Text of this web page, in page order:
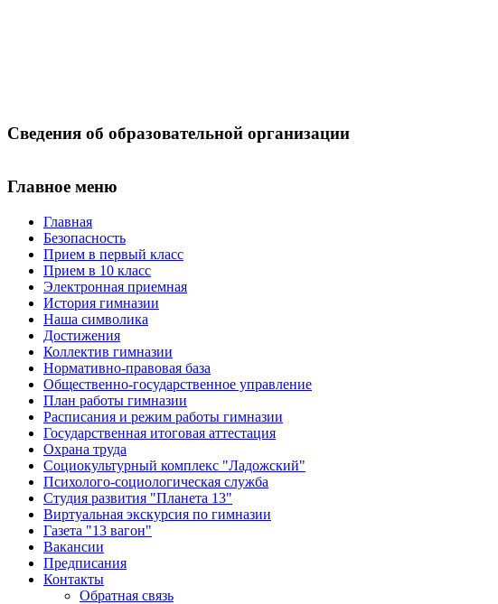
Сведения об образовательной организации
Главное меню
Главная
Безопасность
Прием в первый класс
Прием в 10 класс
Электронная приемная
История гимназии
Наша символика
Достижения
Коллектив гимназии
Нормативно-правовая база
Общественно-государственное управление
План работы гимназии
Расписания и режим работы гимназии
Государственная итоговая аттестация
Охрана труда
Социокультурный комплекс "Ладожский"
Психолого-социологическая служба
Студия развития "Планета 13"
Виртуальная экскурсия по гимназии
Газета "13 вагон"
Вакансии
Предписания
Контакты
Обратная связь